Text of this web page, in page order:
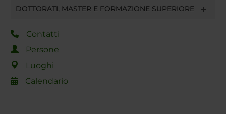
DOTTORATI, MASTER E FORMAZIONE SUPERIORE
Contatti
Persone
Luoghi
Calendario